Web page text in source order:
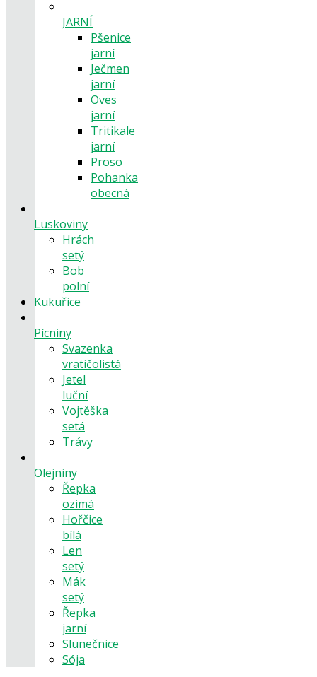
JARNÍ
Pšenice
jarní
Ječmen
jarní
Oves
jarní
Tritikale
jarní
Proso
Pohanka
obecná
Luskoviny
Hrách
setý
Bob
polní
Kukuřice
Pícniny
Svazenka
vratičolistá
Jetel
luční
Vojtěška
setá
Trávy
Olejniny
Řepka
ozimá
Hořčice
bílá
Len
setý
Mák
setý
Řepka
jarní
Slunečnice
Sója